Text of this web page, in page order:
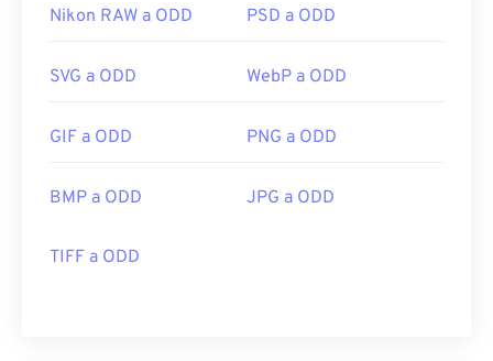
Nikon RAW a ODD PSD a ODD
SVG a ODD WebP a ODD
GIF a ODD PNG a ODD
BMP a ODD JPG a ODD
TIFF a ODD